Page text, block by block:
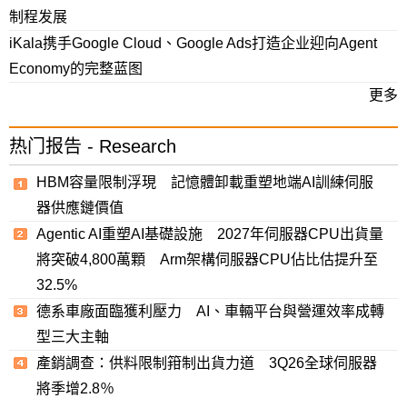
制程发展
iKala携手Google Cloud、Google Ads打造企业迎向Agent
Economy的完整蓝图
更多
热门报告 - Research
HBM容量限制浮現 記憶體卸載重塑地端AI訓練伺服
器供應鏈價值
Agentic AI重塑AI基礎設施 2027年伺服器CPU出貨量
將突破4,800萬顆 Arm架構伺服器CPU佔比估提升至
32.5%
德系車廠面臨獲利壓力 AI、車輛平台與營運效率成轉
型三大主軸
產銷調查：供料限制箝制出貨力道 3Q26全球伺服器
將季增2.8％